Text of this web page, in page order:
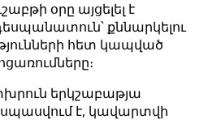
օրը այցելել է
քննարկելու
հետ կապված
երկշաբաթյա
է, կավարտվի